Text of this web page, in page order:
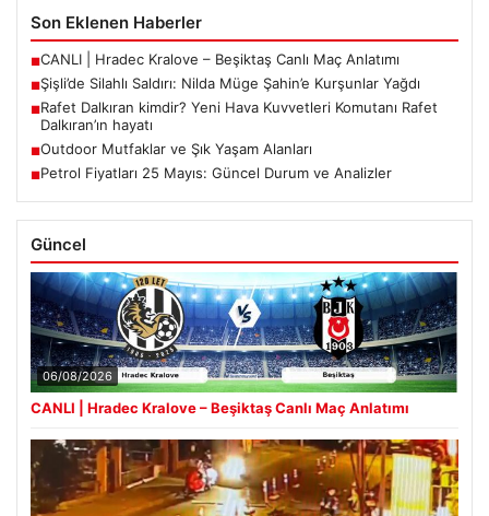
Son Eklenen Haberler
■CANLI | Hradec Kralove – Beşiktaş Canlı Maç Anlatımı
■Şişli’de Silahlı Saldırı: Nilda Müge Şahin’e Kurşunlar Yağdı
■Rafet Dalkıran kimdir? Yeni Hava Kuvvetleri Komutanı Rafet
Dalkıran’ın hayatı
■Outdoor Mutfaklar ve Şık Yaşam Alanları
■Petrol Fiyatları 25 Mayıs: Güncel Durum ve Analizler
Güncel
06/08/2026
CANLI | Hradec Kralove – Beşiktaş Canlı Maç Anlatımı